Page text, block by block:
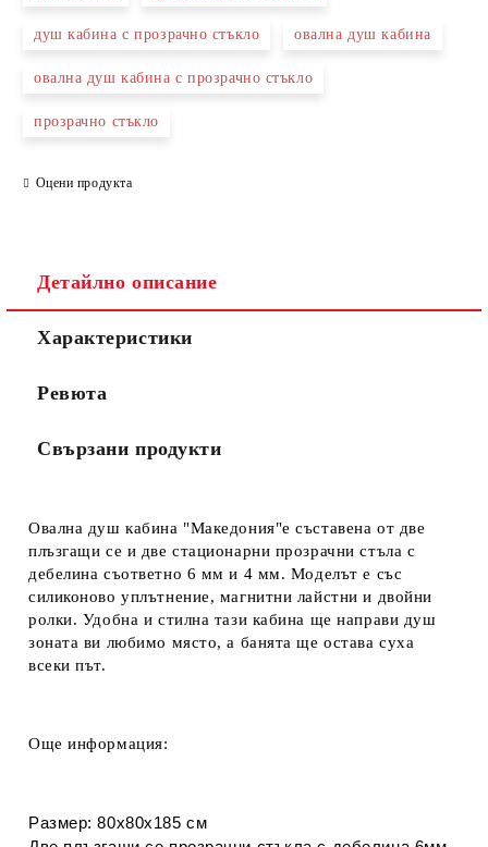
Ние ще се свържем с вас в рамките на работния ден.
душ кабина с прозрачно стъкло овална душ кабина
овална душ кабина с прозрачно стъкло
прозрачно стъкло
Оцени продукта
Детайлно описание
Характеристики
Ревюта
Свързани продукти
Овална душ кабина "Македония"е съставена от две
плъзгащи се и две стационарни прозрачни стъла с
дебелина съответно 6 мм и 4 мм. Моделът е със
силиконово уплътнение, магнитни лайстни и двойни
ролки. Удобна и стилна тази кабина ще направи душ
зоната ви любимо място, а банята ще остава суха
всеки път.
Още информация:
Размер: 80х80х185 см